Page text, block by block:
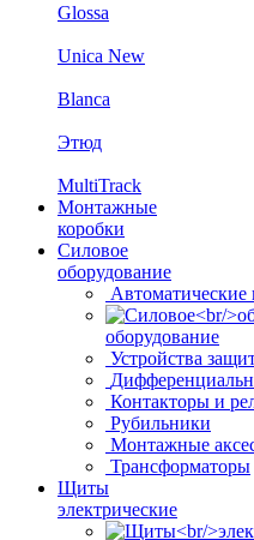
Glossa
Unica New
Blanca
Этюд
MultiTrack
Монтажные
коробки
Силовое
оборудование
Автоматические
оборудование
Устройства
Контакторы и
Рубильники
Монтажные
Трансформаторы
Щиты
электрические